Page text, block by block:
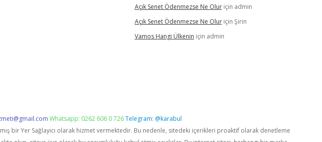
Açık Senet Ödenmezse Ne Oluriçin admin
Açık Senet Ödenmezse Ne Oluriçin Şirin
Vamos Hangi Ülkenin için admin
Whatsapp: 0262 606 0 726Telegram: @karabul
bir Yer Sağlayıcı olarak hizmet vermektedir. Bu nedenle, sitedeki içerikleri proaktif olarak denetleme